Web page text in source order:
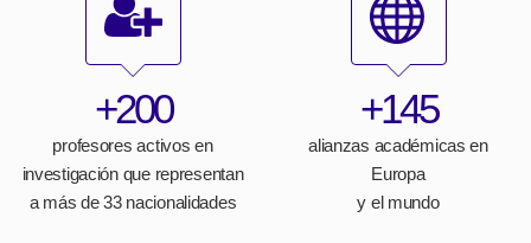
+200
profesores activos en
investigación que representan
a más de 33 nacionalidades
+145
alianzas académicas en
Europa
y el mundo